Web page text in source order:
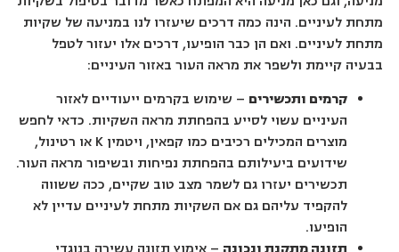
מתחת לעיניים. הינה כמה דרכים שיעזרו לנו במניעה של שקיות
מתחת לעיניים. ואם הן כבר הופיעו, דרכים אלו יעזור לטפל
בבעיה קיימת ולשפר את מראה העור באזור העיניים:
קרמים ותכשירים – שימוש בקרמים ייעודיים לאזור
העיניים עשוי לסייע בהפחתת מראה השקיות. כדאי לחפש
מוצרים המכילים רכיבים כמו קפאין, ויטמין K או רטינול,
שידועים ביעילותם בהפחתת נפיחות ובשיפור מראה העור.
תכשירים יעזרו גם לשמר מצב טוב שקיים, ככה ששווה
להקפיד עליהם גם אם השקיות מתחת לעיניים עדיין לא
הופיעו.